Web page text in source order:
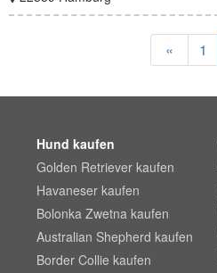
« 1
Hund kaufen
Golden Retriever kaufen
Havaneser kaufen
Bolonka Zwetna kaufen
Australian Shepherd kaufen
Border Collie kaufen